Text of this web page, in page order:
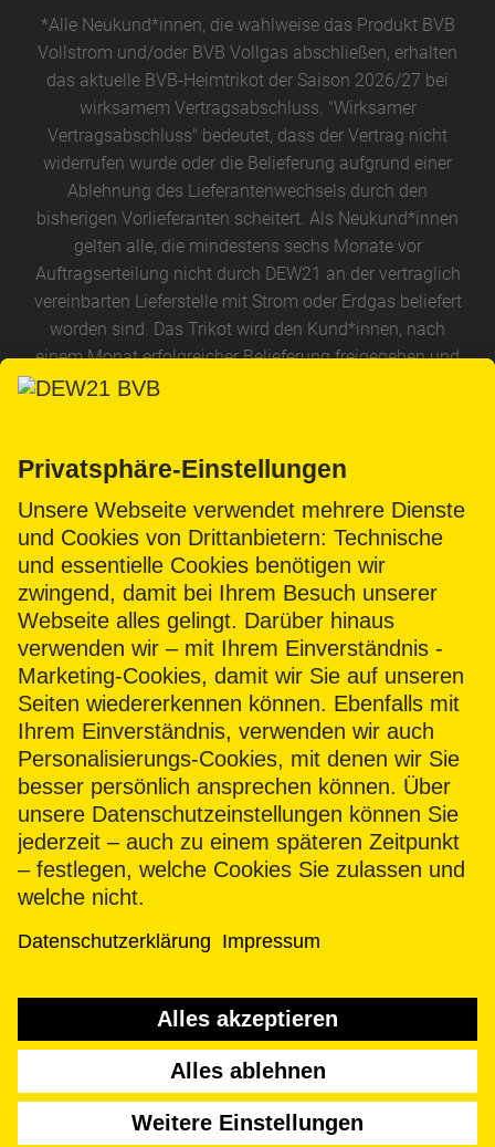
*Alle Neukund*innen, die wahlweise das Produkt BVB
Vollstrom und/oder BVB Vollgas abschließen, erhalten
das aktuelle BVB-Heimtrikot der Saison 2026/27 bei
wirksamem Vertragsabschluss. "Wirksamer
Vertragsabschluss" bedeutet, dass der Vertrag nicht
widerrufen wurde oder die Belieferung aufgrund einer
Ablehnung des Lieferantenwechsels durch den
bisherigen Vorlieferanten scheitert. Als Neukund*innen
gelten alle, die mindestens sechs Monate vor
Auftragserteilung nicht durch DEW21 an der vertraglich
vereinbarten Lieferstelle mit Strom oder Erdgas beliefert
worden sind. Das Trikot wird den Kund*innen, nach
einem Monat erfolgreicher Belieferung freigegeben und
nach Abfrage der Größe, per Post zugeschickt. Das Trikot
**Wichtige Information für exklusive BVB-Erlebnisse wie
Meet & Greets mit BVB-Spielern oder BVB-Legenden,
signierte Trikots, Ticket-Aktionen, Events und
Gewinnspiele. Damit DEW21 diese BVB-Erlebnisse etc.
anbieten kann, ist es notwendig, dass beim
Strom-/Gasantrag die Einwilligung zur Kontaktaufnahme
und Übersendung der jeweiligen Werbe-Informationen via
E-Mail gegeben wird.
2Die Mindestvertragslaufzeit beträgt 24 Monate. Es gilt
eine eingeschränkte Preisgarantie: nicht Bestandteil der
Preisgarantie sind die variablen Preisbestandteile,
nämlich die vom örtlichen Verteilernetzbetreiber oder
Messstellenbetrieb und Netznutzung,
Abgaben, Umlagen und Steuern. Diese werden zum
Zeitpunkt des Wirksamwerdens der Änderung angepasst.